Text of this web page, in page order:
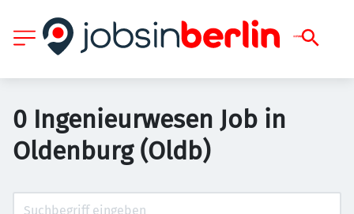
0 Ingenieurwesen Job in
Oldenburg (Oldb)